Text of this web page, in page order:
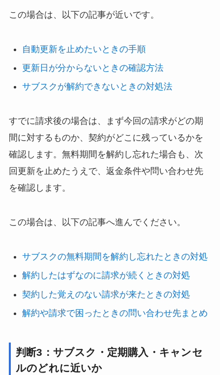
この場合は、以下の記事が近いです。
自動更新を止めたいときの手順
更新日が分からないときの確認方法
サブスクが解約できないときの対処法
すでに請求後の場合は、まず今回の請求がどの期
間に対するものか、契約がどこに残っているかを
確認します。無料期間を解約し忘れた場合も、次
回更新を止めたうえで、返金条件や問い合わせ先
を確認します。
この場合は、以下の記事へ進んでください。
サブスクの無料期間を解約し忘れたときの対処
解約したはずなのに請求が続くときの対処
契約した覚えのない請求が来たときの対処
解約や請求で困ったときの問い合わせ先まとめ
判断3：サブスク・定期購入・キャンセ
ルのどれに近いか